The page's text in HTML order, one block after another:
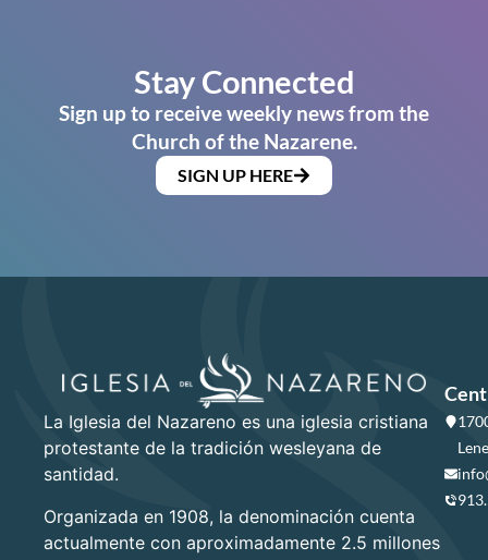
Stay Connected
Sign up to receive weekly news from the
Church of the Nazarene.
SIGN UP HERE
La Iglesia del Nazareno es una iglesia cristiana
protestante de la tradición wesleyana de
santidad.
Organizada en 1908, la denominación cuenta
actualmente con aproximadamente 2.5 millones